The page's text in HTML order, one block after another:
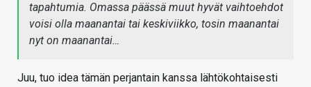
tapahtumia. Omassa päässä muut hyvät vaihtoehdot
voisi olla maanantai tai keskiviikko, tosin maanantai
nyt on maanantai…
Juu, tuo idea tämän perjantain kanssa lähtökohtaisesti